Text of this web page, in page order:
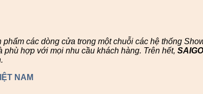
các dòng cửa trong một chuỗi các hệ thống
hợp với mọi nhu cầu khách hàng. Trên hết,
NAM